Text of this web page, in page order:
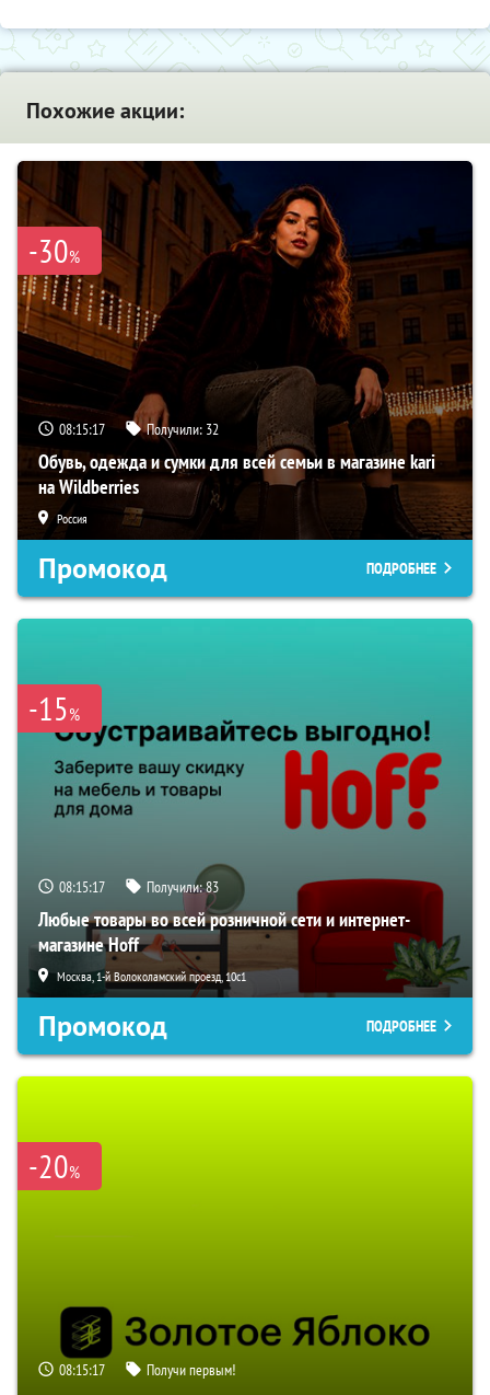
Похожие акции:
-30%
08:15:16 Получили: 32
Обувь, одежда и сумки для всей семьи в магазине kari
на Wildberries
Россия
Промокод ПОДРОБНЕЕ
-15%
08:15:16 Получили:83
Любые товары во всей розничной сети и интернет-
магазине Hoff
Москва, 1-й Волоколамский проезд, 10с1
Промокод ПОДРОБНЕЕ
-20%
08:15:16 Получи первым!